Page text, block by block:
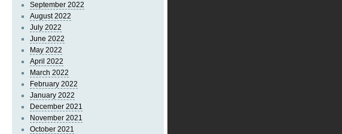
September 2022
August 2022
July 2022
June 2022
May 2022
April 2022
March 2022
February 2022
January 2022
December 2021
November 2021
October 2021